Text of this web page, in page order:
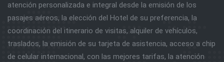
atención personalizada e integral desde la emisión de los
pasajes aéreos, la elección del Hotel de su preferencia, la
coordinación del itinerario de visitas, alquiler de vehículos,
traslados, la emisión de su tarjeta de asistencia, acceso a chip
de celular internacional, con las mejores tarifas, la atención